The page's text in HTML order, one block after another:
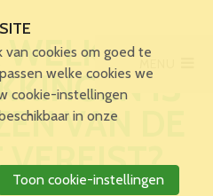
IS
VAN DE
Menu
patiënten en zorgverleners
cookies om goed te
welke cookies we
cookie-instellingen
in onze
Toon cookie-instellingen